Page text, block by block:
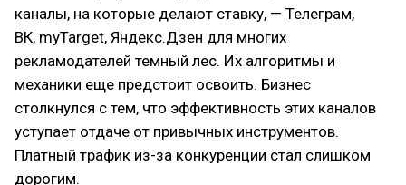
каналы, на которые делают ставку, — Телеграм,
ВК, myTarget, Яндекс.Дзен для многих
рекламодателей темный лес. Их алгоритмы и
механики еще предстоит освоить. Бизнес
столкнулся с тем, что эффективность этих каналов
уступает отдаче от привычных инструментов.
Платный трафик из-за конкуренции стал слишком
дорогим.